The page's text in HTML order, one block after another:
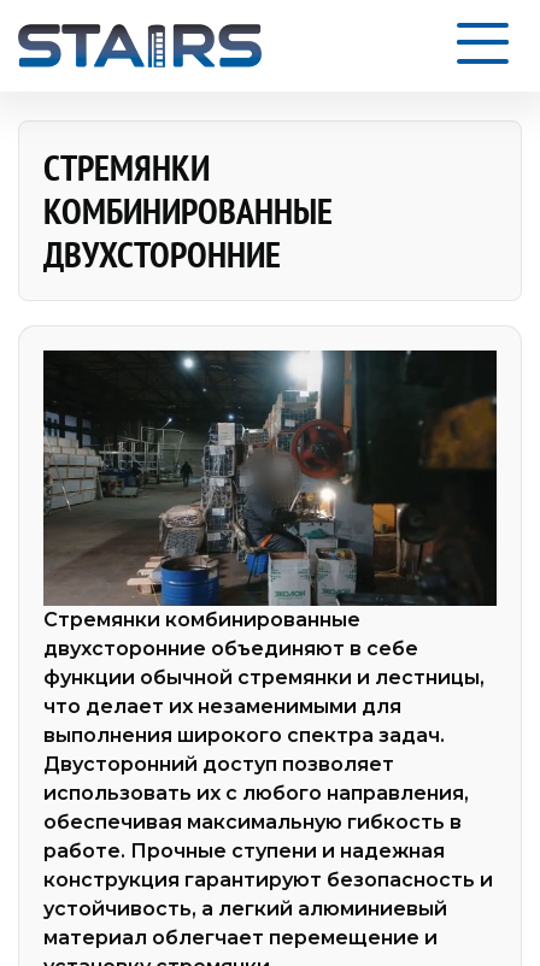
СТРЕМЯНКИ
КОМБИНИРОВАННЫЕ
ДВУХСТОРОННИЕ
Стремянки комбинированные
двухсторонние объединяют в себе
функции обычной стремянки и лестницы,
что делает их незаменимыми для
выполнения широкого спектра задач.
Двусторонний доступ позволяет
использовать их с любого направления,
обеспечивая максимальную гибкость в
работе. Прочные ступени и надежная
конструкция гарантируют безопасность и
устойчивость, а легкий алюминиевый
материал облегчает перемещение и